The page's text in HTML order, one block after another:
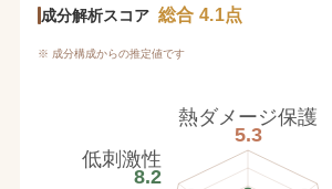
成分解析スコア 総合 4.1点
※ 成分構成からの推定値です
熱ダメージ保護
5.3
低刺激性
8.2